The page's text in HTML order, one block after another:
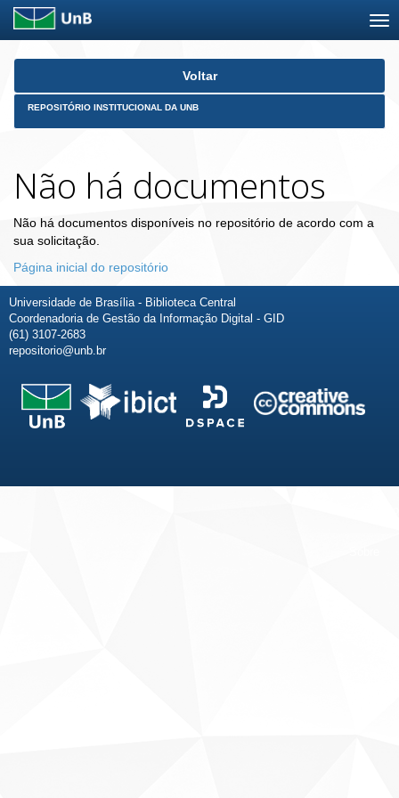
Skip
Voltar
REPOSITÓRIO INSTITUCIONAL DA UNB
Não há documentos
Não há documentos disponíveis no repositório de acordo com a
sua solicitação.
Página inicial do repositório
Universidade de Brasília - Biblioteca Central
Coordenadoria de Gestão da Informação Digital - GID
(61) 3107-2683
repositorio@unb.br